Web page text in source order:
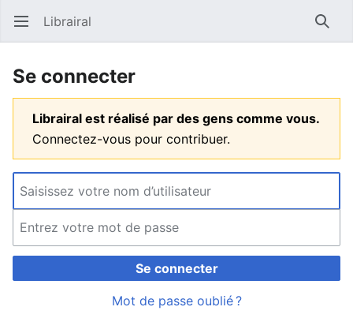
Ouvrir le menu principal Librairal
Se connecter
Librairal est réalisé par des gens comme vous.
Connectez-vous pour contribuer.
Se connecter
Mot de passe oublié ?